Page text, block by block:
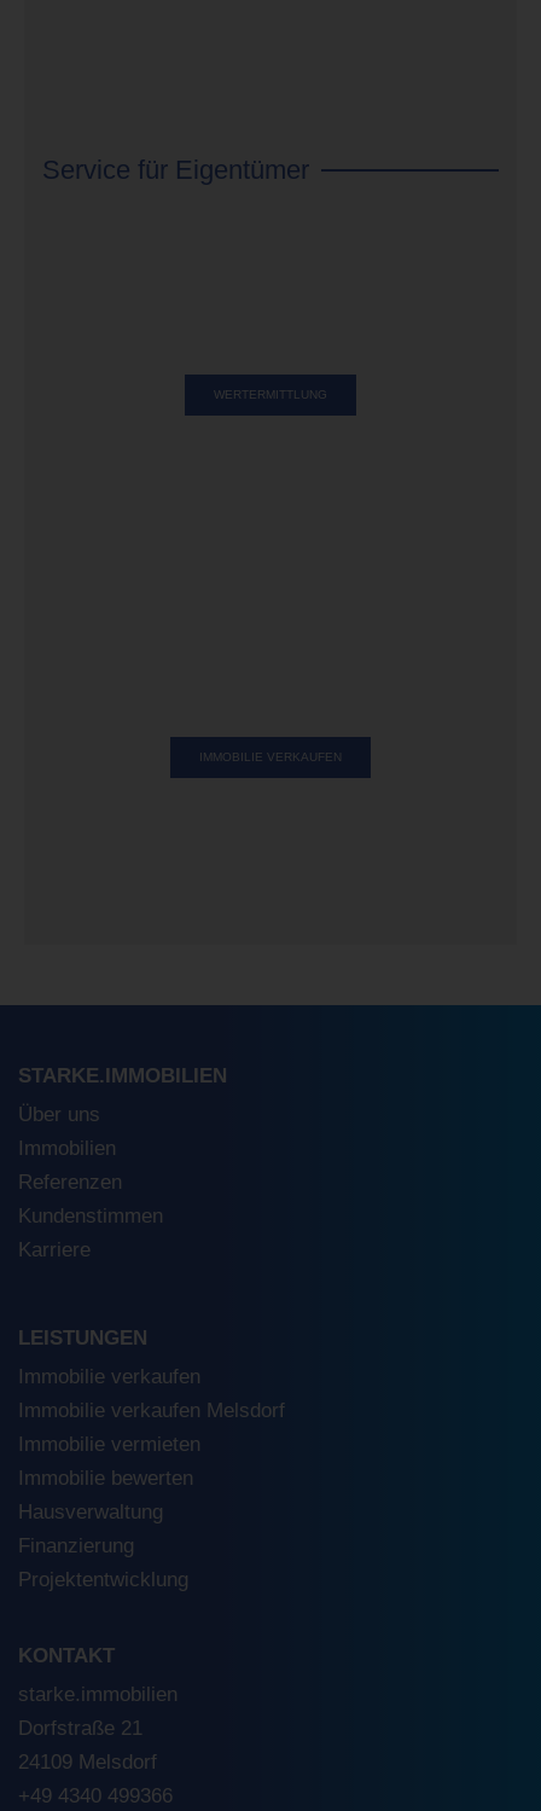
Service für Eigentümer
WERTERMITTLUNG
IMMOBILIE VERKAUFEN
STARKE.IMMOBILIEN
Über uns
Immobilien
Referenzen
Kundenstimmen
Karriere
LEISTUNGEN
Immobilie verkaufen
Immobilie verkaufen Melsdorf
Immobilie vermieten
Immobilie bewerten
Hausverwaltung
Finanzierung
Projektentwicklung
KONTAKT
starke.immobilien
Dorfstraße 21
24109 Melsdorf
+49 4340 499366